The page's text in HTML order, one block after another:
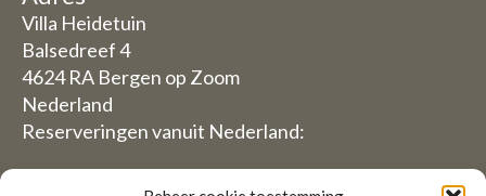
Villa Heidetuin
Balsedreef 4
4624 RA Bergen op Zoom
Nederland
Reserveringen vanuit Nederland: